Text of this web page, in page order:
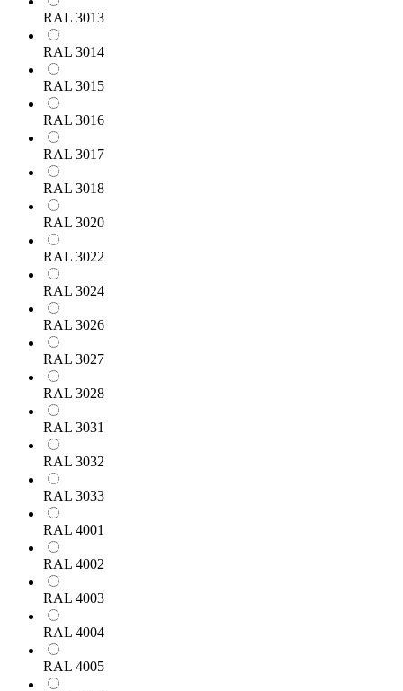
RAL 3013
RAL 3014
RAL 3015
RAL 3016
RAL 3017
RAL 3018
RAL 3020
RAL 3022
RAL 3024
RAL 3026
RAL 3027
RAL 3028
RAL 3031
RAL 3032
RAL 3033
RAL 4001
RAL 4002
RAL 4003
RAL 4004
RAL 4005